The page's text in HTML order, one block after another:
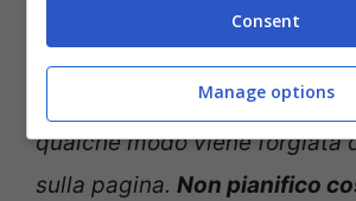
L’intensità e l’intimità della
frutto di ogni sana ambizione,
qualche modo viene forgiata
sulla pagina. Non pianifico
Consent
Manage options